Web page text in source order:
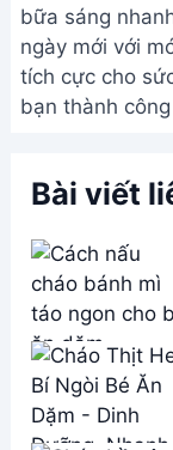
bữa sáng
ngày mới với
tích cực cho
bạn thành
Bài viết